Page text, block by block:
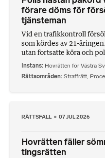
förare döms för
tjänsteman
Vid en trafikkontroll
som kördes av 21-
utan fortsatte köra och
Instans Hovrätten för Västra
Rättsområden Straffrätt,
RÄTTSFALL 07 JUL 2026
Hovrätten fäller
tingsrätten